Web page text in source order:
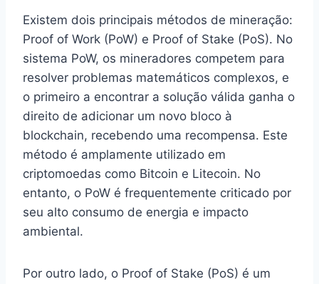
Existem dois principais métodos de mineração:
Proof of Work (PoW) e Proof of Stake (PoS). No
sistema PoW, os mineradores competem para
resolver problemas matemáticos complexos, e
o primeiro a encontrar a solução válida ganha o
direito de adicionar um novo bloco à
blockchain, recebendo uma recompensa. Este
método é amplamente utilizado em
criptomoedas como Bitcoin e Litecoin. No
entanto, o PoW é frequentemente criticado por
seu alto consumo de energia e impacto
ambiental.
Por outro lado, o Proof of Stake (PoS) é um